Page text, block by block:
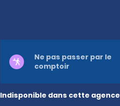
Indisponible dans cette agence
Ne pas passer par le
comptoir